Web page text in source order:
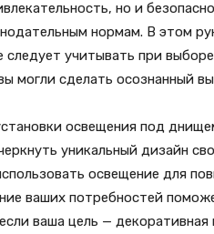
но и
нормам. В этом
учитывать при
могли сделать осознанный
освещения под
уникальный дизайн
освещение для
ваших потребностей
ваша цель — декоративная